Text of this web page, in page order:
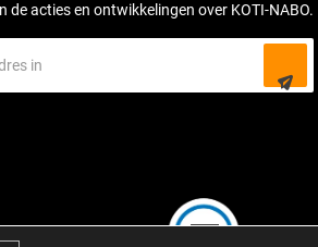
de acties en ontwikkelingen over KOTI-NABO.